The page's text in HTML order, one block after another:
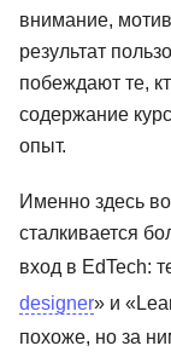
внимание,
результат
побеждают те,
содержание
опыт.
Именно здесь
сталкивается
вход в EdTech:
designer» и
похоже, но за
Аналитика
Менеджмент
Иностранные
Детям
Акции и